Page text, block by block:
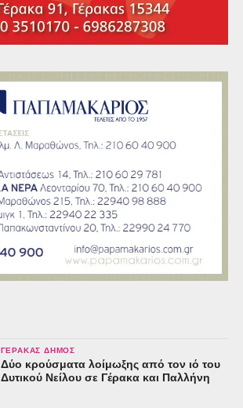
ΓΈΡΑΚΑΣ ΔΉΜΟΣ
Δύο κρούσματα λοίμωξης από τον ιό του
Δυτικού Νείλου σε Γέρακα και Παλλήνη